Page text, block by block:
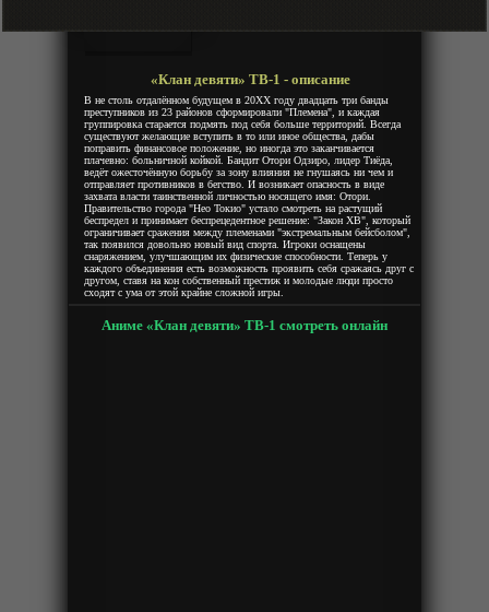
«Клан девяти» ТВ-1 - описание
В не столь отдалённом будущем в 20XX году двадцать три банды
преступников из 23 районов сформировали "Племена", и каждая
группировка старается подмять под себя больше территорий. Всегда
существуют желающие вступить в то или иное общества, дабы
поправить финансовое положение, но иногда это заканчивается
плачевно: больничной койкой. Бандит Отори Одзиро, лидер Тиёда,
ведёт ожесточённую борьбу за зону влияния не гнушаясь ни чем и
отправляет противников в бегство. И возникает опасность в виде
захвата власти таинственной личностью носящего имя: Отори.
Правительство города "Нео Токио" устало смотреть на растущий
беспредел и принимает беспрецедентное решение: "Закон XB", который
ограничивает сражения между племенами "экстремальным бейсболом",
так появился довольно новый вид спорта. Игроки оснащены
снаряжением, улучшающим их физические способности. Теперь у
каждого объединения есть возможность проявить себя сражаясь друг с
другом, ставя на кон собственный престиж и молодые люди просто
сходят с ума от этой крайне сложной игры.
Аниме «Клан девяти» ТВ-1 смотреть онлайн